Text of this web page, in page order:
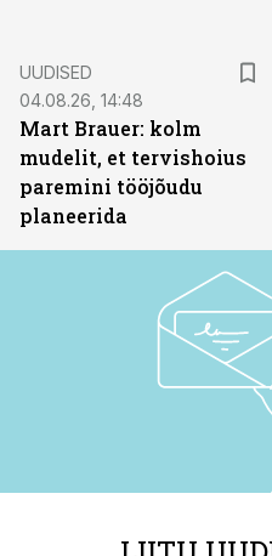
UUDISED
04.08.26, 14:48
Mart Brauer: kolm
mudelit, et tervishoius
paremini tööjõudu
planeerida